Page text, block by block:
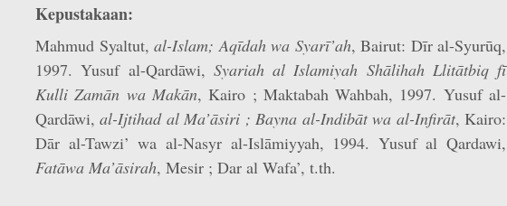
Kepustakaan:
Mahmud Syaltut, al-Islam; Aqīdah wa Syarī’ah, Bairut: Dīr al-Syurūq,
1997. Yusuf al-Qardāwi, Syariah al Islamiyah Shālihah Llitātbiq fī
Kulli Zamān wa Makān, Kairo ; Maktabah Wahbah, 1997. Yusuf al-
Qardāwi,al-Ijtihad al Ma’āsiri ; Bayna al-Indibāt wa al-Infirāt, Kairo:
Dār al-Tawzi’ wa al-Nasyr al-Islāmiyyah, 1994. Yusuf al Qardawi,
Fatāwa Ma’āsirah, Mesir ; Dar al Wafa’, t.th.